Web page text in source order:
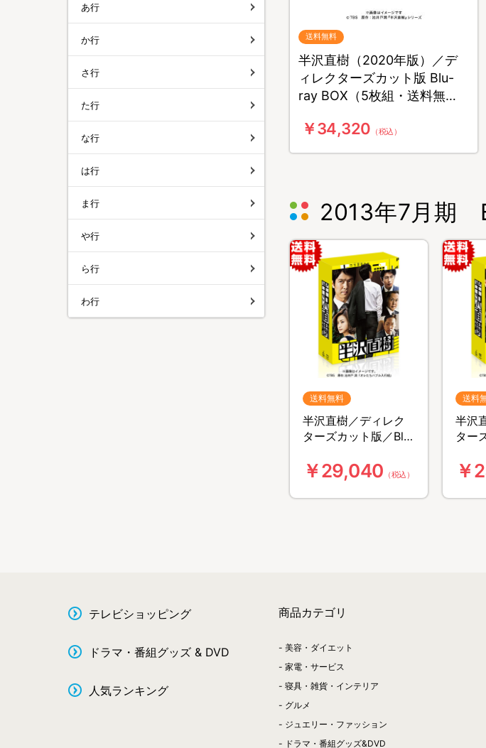
送料無料
半沢直樹（2020年版）／デ
ィレクターズカット版 Blu-
ray BOX（5枚組・送料無
￥34,320 （税込）
2013年7月期
送料無料
半沢直樹／ディレク
ターズカット版／Blu-
料無料）
￥29,040 （税込）
送料
半沢
ター
送料
￥
あ行
か行
さ行
た行
な行
は行
ま行
や行
ら行
わ行
テレビショッピング
ドラマ・番組グッズ & DVD
人気ランキング
商品カテゴリ
美容・ダイエット
家電・サービス
寝具・雑貨・インテリア
グルメ
ジュエリー・ファッション
ドラマ・番組グッズ&DVD